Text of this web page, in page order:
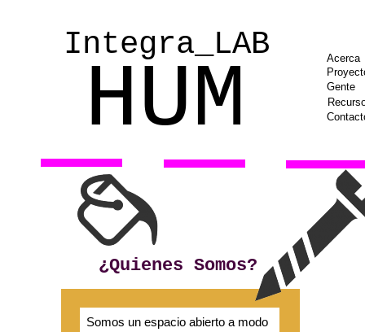
Integra_LAB
HUM
Acerca
Gente
¿Quienes Somos?
Somos un espacio abierto a modo